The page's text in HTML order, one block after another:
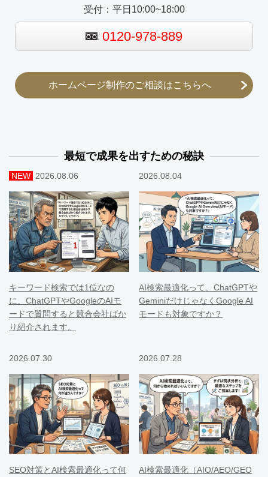
受付：平日10:00~18:00
0120-978-889
ホームページ制作のご相談はこちらへ
最短で成果を出すための秘訣
NEW 2026.08.06
キーワード検索では1位なの
に、ChatGPTやGoogleのAIモ
ードで質問すると競合会社ばか
り紹介されます。
2026.08.04
AI検索最適化って、ChatGPTや
GeminiだけじゃなくGoogle AI
モードも対象ですか？
2026.07.30
SEO対策とAI検索最適化って何
2026.07.28
AI検索最適化（AIO/AEO/GEO